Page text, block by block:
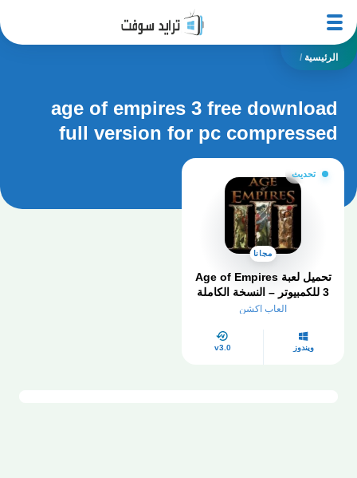
الرئيسية /
age of empires 3 free download
full version for pc compressed
تحديث
مجانا
تحميل لعبة Age of Empires
3 للكمبيوتر – النسخة الكاملة
العاب اكشن
ويندوز v3.0